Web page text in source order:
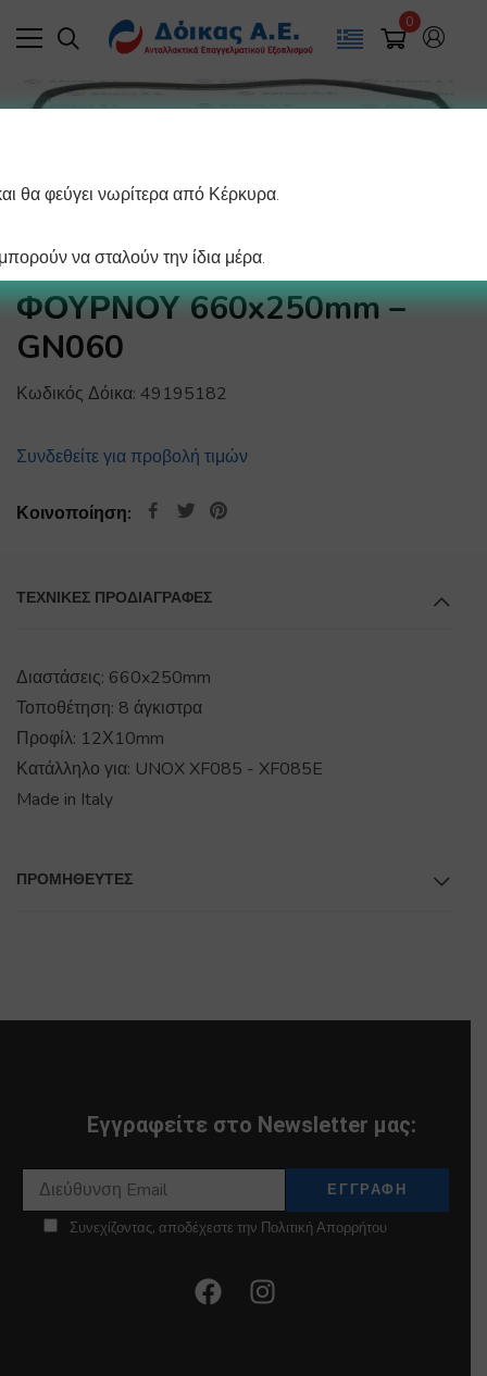
0
ΦΛΑΝΤΖΑ ΠΟΡΤΑΣ
ΦΟΥΡΝΟΥ 660x250mm –
GN060
Κωδικός Δόικα: 49195182
Συνδεθείτε για προβολή τιμών
Κοινοποίηση:
ΤΕΧΝΙΚΕΣ ΠΡΟΔΙΑΓΡΑΦΕΣ
Διαστάσεις: 660x250mm
Τοποθέτηση: 8 άγκιστρα
Προφίλ: 12Χ10mm
Κατάλληλο για: UNOX XF085 - XF085E
Made in Italy
ΠΡΟΜΗΘΕΥΤΕΣ
Εγγραφείτε στο Newsletter μας:
Συνεχίζοντας, αποδέχεστε την Πολιτική Απορρήτου
θα φεύγει νωρίτερα από Κέρκυρα.
να σταλούν την ίδια μέρα.